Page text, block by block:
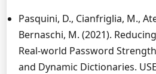
Pasquini, D., Cianfriglia, M.,
Bernaschi, M. (2021).
Real-world Password
and Dynamic Dictionaries.